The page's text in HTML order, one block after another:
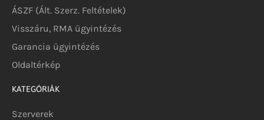
ÁSZF (Ált. Szerz. Feltételek)
Visszáru, RMA ügyintézés
Garancia ügyintézés
Oldaltérkép
KATEGÓRIÁK
Szerverek